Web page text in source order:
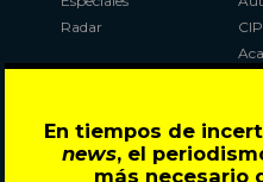
En tiempos de
news, el
más necesario
Radar
Al